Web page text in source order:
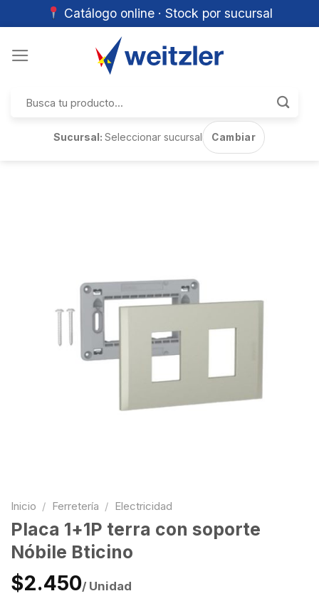
Catálogo online · Stock por sucursal
por:
Sucursal:Seleccionar sucursal Cambiar
Inicio / Ferretería / Electricidad
Placa 1+1P terra con soporte
Nóbile Bticino
$2.450/ Unidad